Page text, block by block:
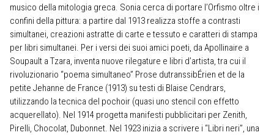
musico della mitologia greca. Sonia cerca di portare l’Orfismo oltre i
confini della pittura: a partire dal 1913 realizza stoffe a contrasti
simultanei, creazioni astratte di carte e tessuto e caratteri di stampa
per libri simultanei. Per i versi dei suoi amici poeti, da Apollinaire a
Soupault a Tzara, inventa nuove rilegature e libri d’artista, tra cui il
rivoluzionario “poema simultaneo” Prose dutranssibÉrien et de la
petite Jehanne de France (1913) su testi di Blaise Cendrars,
utilizzando la tecnica del pochoir (quasi uno stencil con effetto
acquerellato). Nel 1914 progetta manifesti pubblicitari per Zenith,
Pirelli, Chocolat, Dubonnet. Nel 1923 inizia a scrivere i “Libri neri”, una